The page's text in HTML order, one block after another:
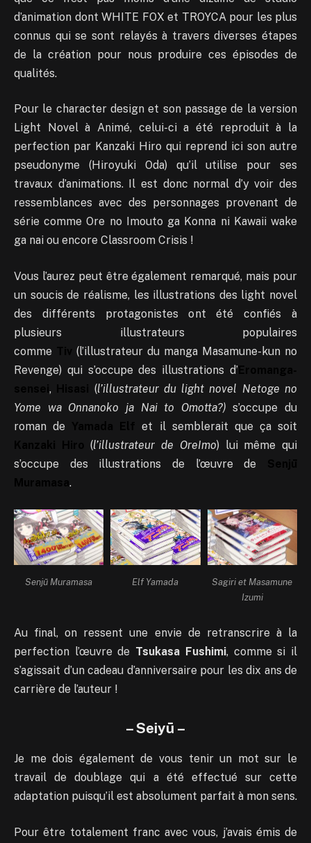
d’animation dont WHITE FOX et TROYCA pour les plus
connus qui se sont relayés à travers diverses étapes
de la création pour nous produire ces épisodes de
qualités.
Pour le character design et son passage de la version
Light Novel à Animé, celui-ci a été reproduit à la
perfection par Kanzaki Hiro qui reprend ici son autre
pseudonyme (Hiroyuki Oda) qu’il utilise pour ses
travaux d’animations. Il est donc normal d’y voir des
ressemblances avec des personnages provenant de
série comme Ore no Imouto ga Konna ni Kawaii wake
ga nai ou encore Classroom Crisis !
Vous l’aurez peut être également remarqué, mais pour
un soucis de réalisme, les illustrations des light novel
des différents protagonistes ont été confiés à
plusieurs illustrateurs populaires
comme
(l’illustrateur du manga Masamune-kun no
Revenge) qui s’occupe des illustrations d’
, (l’illustrateur du light novel Netoge no
Yome wa Onnanoko ja Nai to Omotta?) s’occupe du
roman de
et il semblerait que ça soit
(l’illustrateur de OreImo) lui même qui
s’occupe des illustrations de l’œuvre de
.
Senjū Muramasa Elf Yamada
Sagiri et Masamune
Izumi
Au final, on ressent une envie de retranscrire à la
perfection l’œuvre de Tsukasa Fushimi, comme si il
s’agissait d’un cadeau d’anniversaire pour les dix ans de
carrière de l’auteur !
– Seiyū –
Je me dois également de vous tenir un mot sur le
travail de doublage qui a été effectué sur cette
adaptation puisqu’il est absolument parfait à mon sens.
Pour être totalement franc avec vous, j’avais émis de